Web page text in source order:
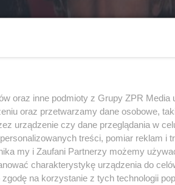
oraz inne podmioty z Grupy ZPR Media
oraz przetwarzamy dane osobowe,
urządzenie czy dane przeglądania w
treści, pomiar reklam i
my i Zaufani Partnerzy możemy
charakterystykę urządzenia do
na korzystanie z tych technologii